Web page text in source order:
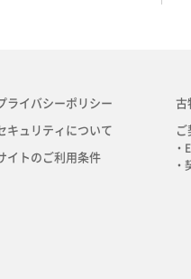
ライバシーポリシー
キュリティについて
イトのご利用条件
古
ご
・
・